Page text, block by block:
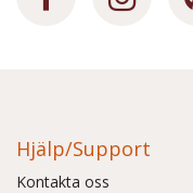
Hjälp/Support
Kontakta oss